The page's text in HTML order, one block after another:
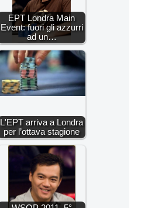
EPT Londra Main
Event: fuori gli azzurri
ad un…
L'EPT arriva a Londra
per l’ottava stagione